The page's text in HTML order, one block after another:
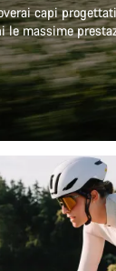
capi
le massime